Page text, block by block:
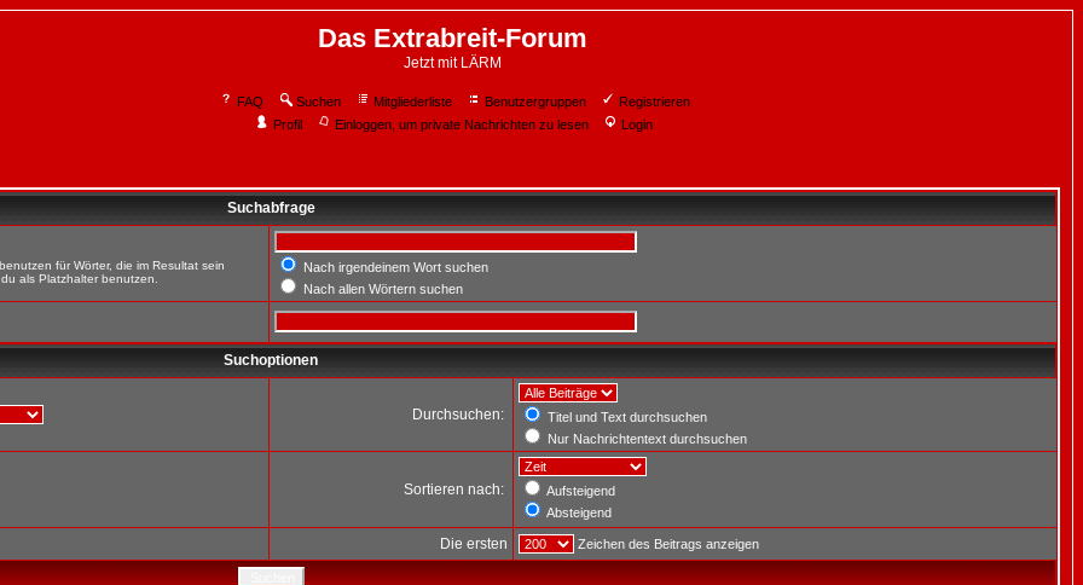
Das Extrabreit-Forum
Jetzt mit LÄRM
FAQ Suchen Mitgliederliste Benutzergruppen
Registrieren
Profil
Einloggen, um private Nachrichten zu lesen Login
Suchabfrage
für Wörter, die im Resultat sein
als Platzhalter benutzen.
Nach irgendeinem Wort suchen
Nach allen Wörtern suchen
Suchoptionen
Durchsuchen:
Titel und Text durchsuchen
Nur Nachrichtentext durchsuchen
Sortieren nach:
Aufsteigend
Absteigend
Die ersten Zeichen des Beitrags anzeigen